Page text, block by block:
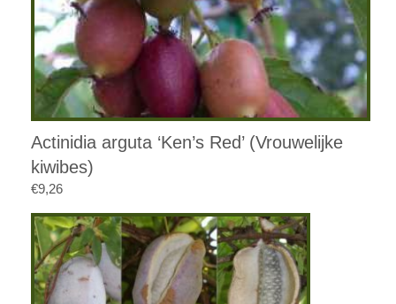
Actinidia arguta ‘Ken’s Red’ (Vrouwelijke
kiwibes)
€9,26